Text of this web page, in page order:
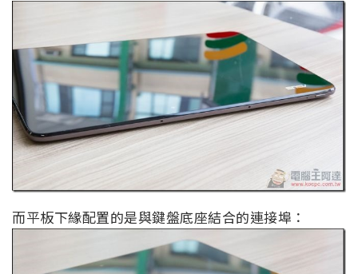
而平板下緣配置的是與鍵盤底座結合的連接埠：